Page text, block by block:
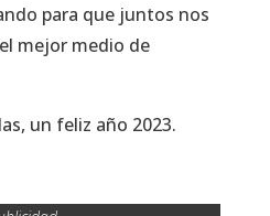
para que juntos nos
mejor medio de
un feliz año 2023.